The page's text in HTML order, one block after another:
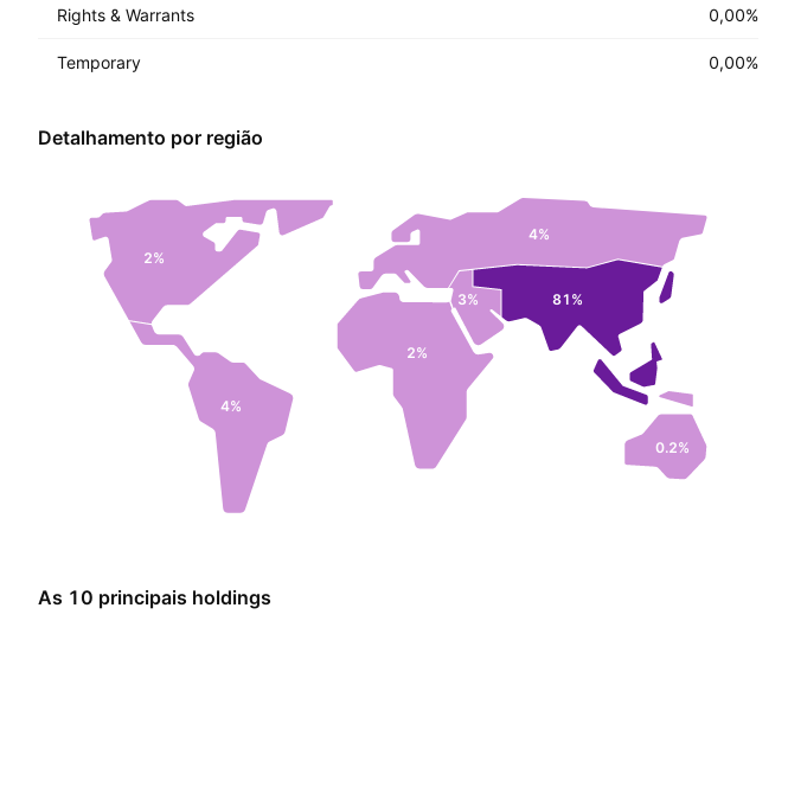
Rights & Warrants 0,00%
Temporary 0,00%
Detalhamento por região
0.2%
4%
2%
4%
2%
3% 81%
As 10 principais holdings